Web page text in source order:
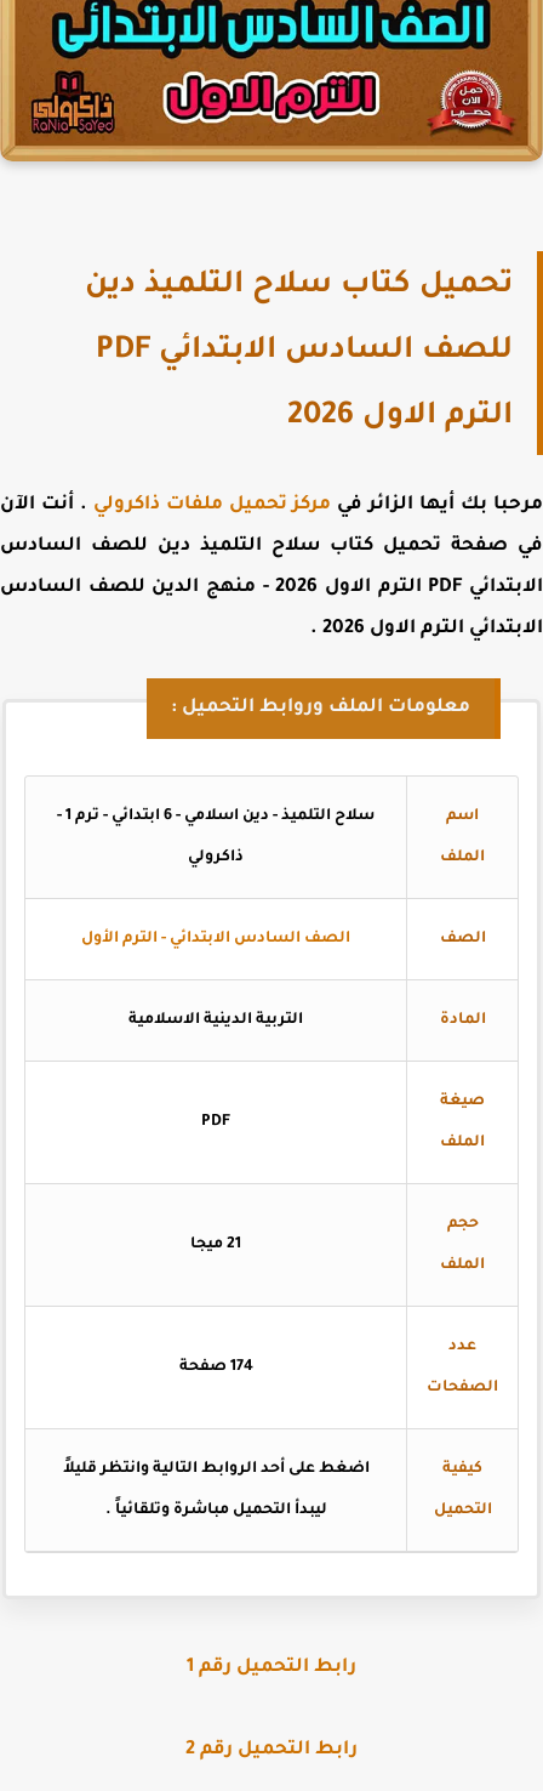
تحميل كتاب سلاح التلميذ دين
للصف السادس الابتدائي PDF
الترم الاول 2026
بك أيها الزائر فيمركز تحميل ملفات ذاكرولي. أنت الآن
صفحةتحميل كتاب سلاح التلميذ دين للصف السادس
الابتدائي PDF الترم الاول 2026 - منهج الدين للصف السادس
الترم الاول 2026
.
معلومات الملف وروابط التحميل :
اسم
الملف
سلاح التلميذ - دين اسلامي - 6 ابتدائي - ترم 1 -
ذاكرولي
الصف الصف السادس الابتدائي - الترم الأول
المادة التربية الدينية الاسلامية
صيغة
الملف
PDF
حجم
الملف
عدد
الصفحات
174 صفحة
كيفية
التحميل
اضغط على أحد الروابط التالية وانتظر قليلاً
ليبدأ التحميل مباشرة وتلقائياً .
رابط التحميل رقم 1
رابط التحميل رقم 2